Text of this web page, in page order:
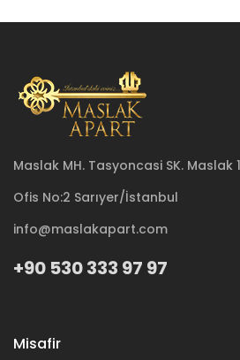
Maslak MH. Tasyoncasi SK. Maslak
Ofis No:2 Sarıyer/İstanbul
info@maslakapart.com
+90 530 333 97 97
Misafir